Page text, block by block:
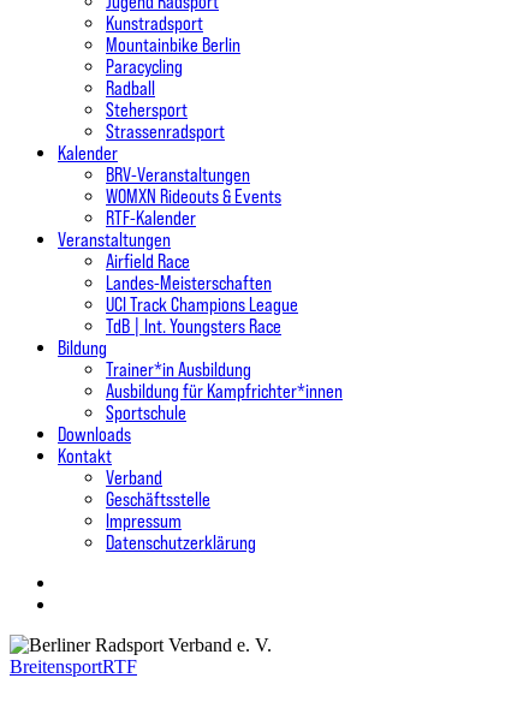
Kunstradsport
Mountainbike Berlin
Paracycling
Radball
Stehersport
Strassenradsport
Kalender
BRV-Veranstaltungen
WOMXN Rideouts & Events
RTF-Kalender
Veranstaltungen
Airfield Race
Landes-Meisterschaften
UCI Track Champions League
TdB | Int. Youngsters Race
Bildung
Trainer*in Ausbildung
Ausbildung für Kampfrichter*innen
Sportschule
Downloads
Kontakt
Verband
Geschäftsstelle
Impressum
Datenschutzerklärung
BreitensportRTF